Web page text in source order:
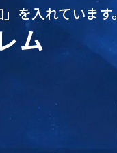
を入れています。
ム